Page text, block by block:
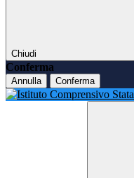
Chiudi
Conferma
Annulla Conferma